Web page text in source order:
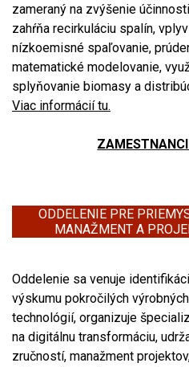
zameraný na zvýšenie
zahŕňa recirkuláciu spalín,
nízkoemisné spaľovanie,
matematické modelovanie,
splyňovanie biomasy a
Viac informácií tu.
ODDELENIE PRE
MANAŽMENT A
Oddelenie sa venuje
výskumu pokročilých
technológií, organizuje
na digitálnu transformáciu,
zručností, manažment